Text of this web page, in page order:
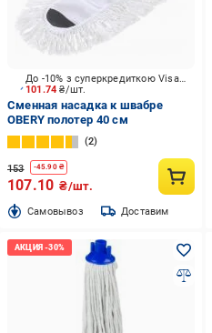
101.74₴/шт.
До -10% з суперкредиткою Visa Вигода
Сменная насадка к швабре
OBERY полотер 40 см
2
153 -45.90₴
107.10 ₴/шт.
Cамовывоз Доставим